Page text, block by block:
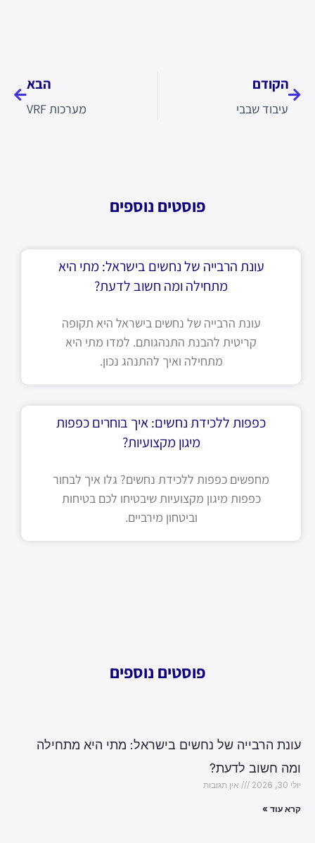
הקודם
עיבוד שבבי
הבא
מערכות VRF
פוסטים נוספים
עונת הרבייה של נחשים בישראל: מתי היא
מתחילה ומה חשוב לדעת?
עונת הרבייה של נחשים בישראל היא תקופה
קריטית להבנת התנהגותם. למדו מתי היא
מתחילה ואיך להתנהג נכון.
כפפות ללכידת נחשים: איך בוחרים כפפות
מיגון מקצועיות?
מחפשים כפפות ללכידת נחשים? גלו איך לבחור
כפפות מיגון מקצועיות שיבטיחו לכם בטיחות
וביטחון מירביים.
פוסטים נוספים
עונת הרבייה של נחשים בישראל: מתי היא מתחילה
ומה חשוב לדעת?
יולי 30, 2026 אין תגובות
קרא עוד »